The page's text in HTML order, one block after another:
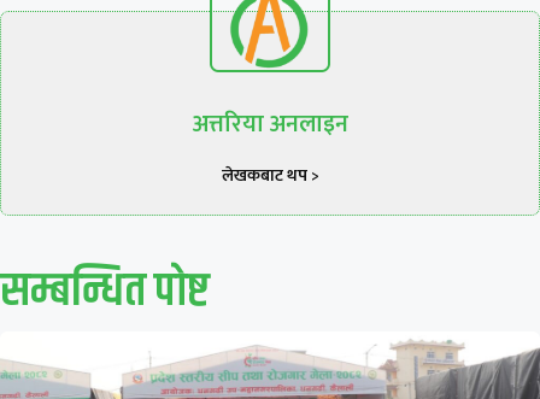
अत्तरिया अनलाइन
लेखकबाट थप >
सम्बन्धित पाेष्ट